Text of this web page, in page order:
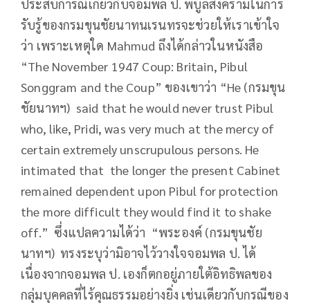
ประสบการณ์เกี่ยวกับจอมพล ป. พิบูลสงครามในการ
รับรู้ของกรมขุนชัยนาทนเรนทรจะช่วยให้เราเข้าใจ
ว่า เพราะเหตุใด Mahmud ถึงได้กล่าวในหนังสือ
“The November 1947 Coup: Britain, Pibul
Songgram and the Coup” ของเขาว่า “He (กรมขุน
ชัยนาทฯ) said that he would never trust Pibul
who, like, Pridi, was very much at the mercy of
certain extremely unscrupulous persons. He
intimated that the longer the present Cabinet
remained dependent upon Pibul for protection
the more difficult they would find it to shake
off.” ซึ่งแปลความได้ว่า “พระองค์ (กรมขุนชัย
นาทฯ) ทรงระบุว่ามิอาจไว้วางใจจอมพล ป. ได้
เนื่องจากจอมพล ป. เองก็ตกอยู่ภายใต้อิทธิพลของ
กลุ่มบุคคลที่ไร้คุณธรรมอย่างยิ่ง เช่นเดียวกับกรณีของ